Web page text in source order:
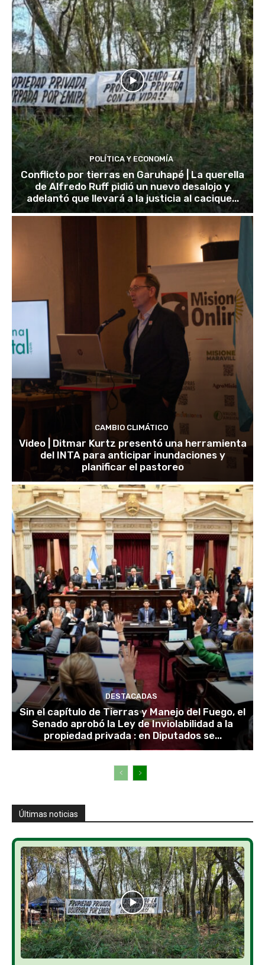
POLÍTICA Y ECONOMÍA
Conflicto por tierras en Garuhapé | La querella
de Alfredo Ruff pidió un nuevo desalojo y
adelantó que llevará a la justicia al cacique...
CAMBIO CLIMÁTICO
Video | Ditmar Kurtz presentó una herramienta
del INTA para anticipar inundaciones y
planificar el pastoreo
DESTACADAS
Sin el capítulo de Tierras y Manejo del Fuego, el
Senado aprobó la Ley de Inviolabilidad a la
propiedad privada : en Diputados se...
Últimas noticias